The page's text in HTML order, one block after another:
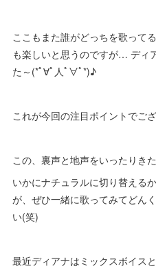
ここもまた誰がどっちを歌って
も楽しいと思うのですが… ディ
た～(*ﾟ∀ﾟ人ﾟ∀ﾟ*)♪
これが今回の注目ポイントでご
この、裏声と地声をいったりき
いかにナチュラルに切り替える
が、ぜひ一緒に歌ってみてどん
い(笑)
最近ディアナはミックスボイス